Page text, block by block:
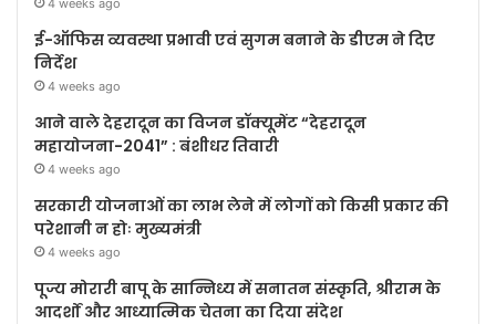
4 weeks ago
ई-ऑफिस व्यवस्था प्रभावी एवं सुगम बनाने के डीएम ने दिए
निर्देश
4 weeks ago
आने वाले देहरादून का विजन डॉक्यूमेंट “देहरादून
महायोजना-2041” : बंशीधर तिवारी
4 weeks ago
सरकारी योजनाओं का लाभ लेने में लोगों को किसी प्रकार की
परेशानी न होः मुख्यमंत्री
4 weeks ago
पूज्य मोरारी बापू के सान्निध्य में सनातन संस्कृति, श्रीराम के
आदर्शों और आध्यात्मिक चेतना का दिया संदेश